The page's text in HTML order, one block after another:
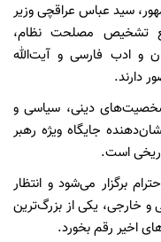
سید عباس عراقچی وزیر
تشخیص مصلحت نظام،
و ادب فارسی و آیت‌الله
دارند.
شخصیت‌های دینی، سیاسی و
جایگاه ویژه رهبر
است.
برگزار می‌شود و انتظار
خارجی، یکی از بزرگ‌ترین
اخیر رقم بخورد.